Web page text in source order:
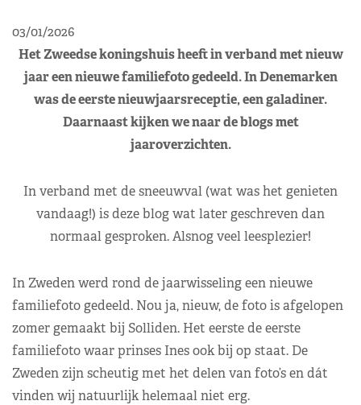
03/01/2026
Het Zweedse koningshuis heeft in verband met nieuw
jaar een nieuwe familiefoto gedeeld. In Denemarken
was de eerste nieuwjaarsreceptie, een galadiner.
Daarnaast kijken we naar de blogs met
jaaroverzichten.
In verband met de sneeuwval (wat was het genieten
vandaag!) is deze blog wat later geschreven dan
normaal gesproken. Alsnog veel leesplezier!
In Zweden werd rond de jaarwisseling een nieuwe
familiefoto gedeeld. Nou ja, nieuw, de foto is afgelopen
zomer gemaakt bij Solliden. Het eerste de eerste
familiefoto waar prinses Ines ook bij op staat. De
Zweden zijn scheutig met het delen van foto’s en dát
vinden wij natuurlijk helemaal niet erg.